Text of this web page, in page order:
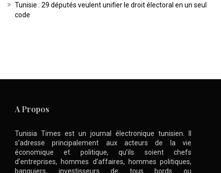
Tunisie : 29 députés veulent unifier le droit électoral en un seul
code
A Propos
Tunisia Times est un journal électronique tunisien. Il
s’adresse principalement aux acteurs de la vie
économique et politique, qu’ils soient chefs
d’entreprises, hommes d’affaires, hommes politiques,
banquiers, investisseurs de tous bords ou